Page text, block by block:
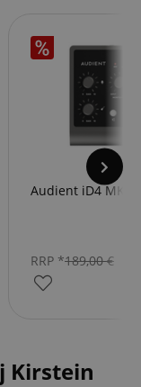
Audient iD4 MKII
RRP *189,00€
Kirstein